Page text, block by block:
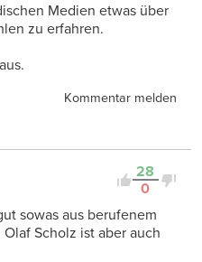
Medien etwas über
zu erfahren.
Kommentar melden
28
0
sowas aus berufenem
Scholz ist aber auch